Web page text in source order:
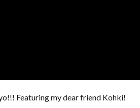
Featuring my dear friend Kohki!